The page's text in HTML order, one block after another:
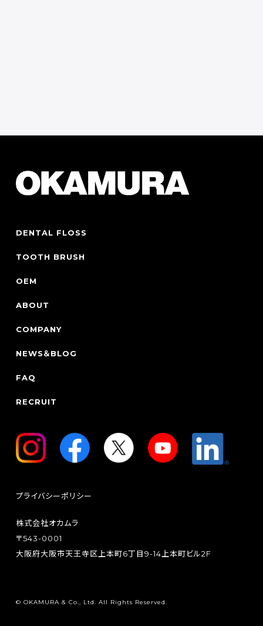
DENTAL FLOSS
TOOTH BRUSH
OEM
ABOUT
COMPANY
NEWS＆BLOG
FAQ
RECRUIT
プライバシーポリシー
株式会社オカムラ
〒543-0001
大阪府大阪市天王寺区上本町6丁目9-14上本町ビル2F
© OKAMURA & Co., Ltd. All Rights Reserved.